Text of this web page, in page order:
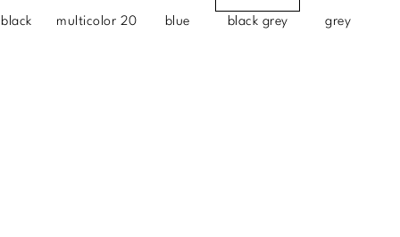
black multicolor 20 blue black grey grey